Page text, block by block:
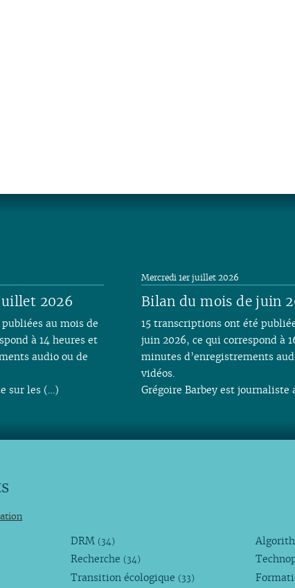
2026
au mois de
à 14 heures et
audio ou de
sur les (…)
Bilan du mois de juin
Mercredi 1er juillet 2026
15 transcriptions ont été
juin 2026, ce qui correspond à
minutes d’enregistrements
vidéos.
Grégoire Barbey est journaliste
DRM (34)
Recherche (34)
Transition écologique (33)